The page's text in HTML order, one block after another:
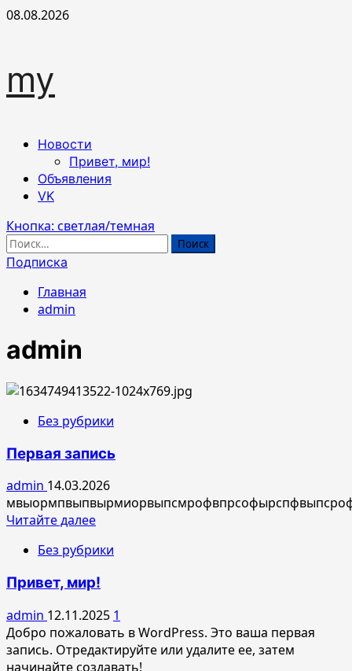
Перейти
08.08.2026
my
Основное
Новости
Привет, мир!
Объявления
VK
Кнопка: светлая/темная
Найти:
Подписка
Главная
admin
admin
Без рубрики
Первая запись
admin 14.03.2026
Читайте далееПрочитать
о
запись
Без рубрики
Привет, мир!
admin 12.11.2025 1
Добро пожаловать в WordPress. Это ваша первая
запись. Отредактируйте или удалите ее, затем
начинайте создавать!